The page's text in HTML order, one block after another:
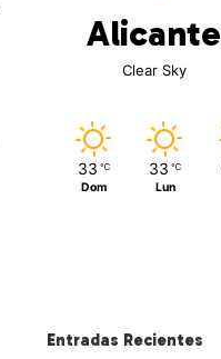
Alicante
Clear Sky
33 ℃
Dom
33 ℃
Lun
Entradas Recientes